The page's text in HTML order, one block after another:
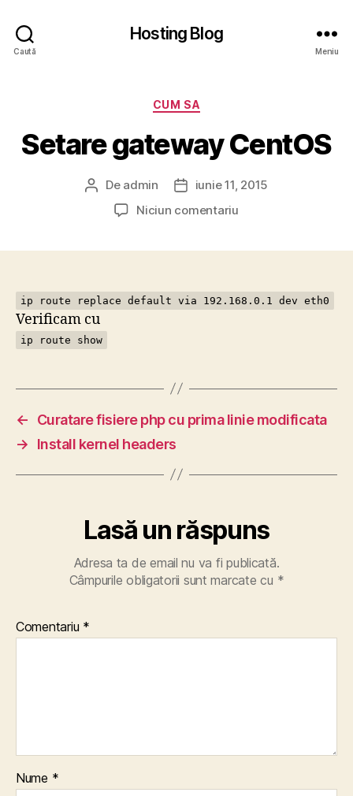
Caută
Hosting Blog
Meniu
Categorii
CUM SA
Setare gateway CentOS
Autor
articol
De admin
Datăiunie 11, 2015
Niciun comentariula
ip route replace default via 192.168.0.1 dev eth0
Verificam cu
ip route show
←
Curatare fisiere php cu prima linie modificata
→
Install kernel headers
Lasă un răspuns
Adresa ta de email nu va fi publicată.
Câmpurile obligatorii sunt marcate cu *
Comentariu *
Nume *